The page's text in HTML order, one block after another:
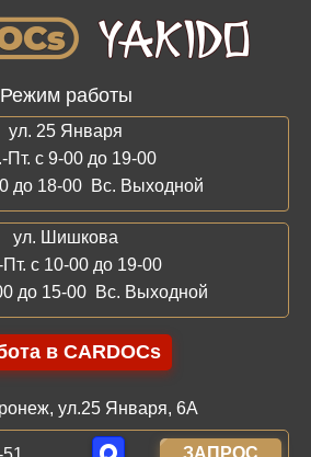
Режим работы
ул. 25 Января
Пт. с 9-00 до 19-00
до 18-00 Вс. Выходной
ул. Шишкова
с 10-00 до 19-00
до 15-00 Вс. Выходной
в CARDOCs
ул.25 Января, 6А
ЗАПРОС